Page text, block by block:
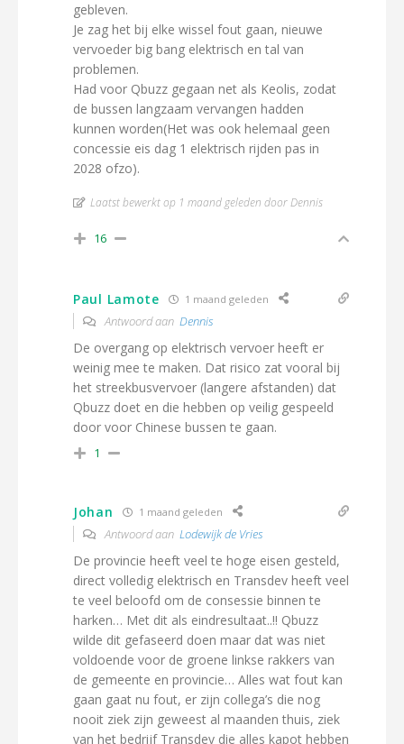
gebleven.
Je zag het bij elke wissel fout gaan, nieuwe
vervoeder big bang elektrisch en tal van
problemen.
Had voor Qbuzz gegaan net als Keolis, zodat
de bussen langzaam vervangen hadden
kunnen worden(Het was ook helemaal geen
concessie eis dag 1 elektrisch rijden pas in
2028 ofzo).
Laatst bewerkt op 1 maand geleden door Dennis
16
Paul Lamote 1 maand geleden
Antwoord aan Dennis
De overgang op elektrisch vervoer heeft er
weinig mee te maken. Dat risico zat vooral bij
het streekbusvervoer (langere afstanden) dat
Qbuzz doet en die hebben op veilig gespeeld
door voor Chinese bussen te gaan.
1
Johan 1 maand geleden
Antwoord aan Lodewijk de Vries
De provincie heeft veel te hoge eisen gesteld,
direct volledig elektrisch en Transdev heeft veel
te veel beloofd om de consessie binnen te
harken… Met dit als eindresultaat..!! Qbuzz
wilde dit gefaseerd doen maar dat was niet
voldoende voor de groene linkse rakkers van
de gemeente en provincie… Alles wat fout kan
gaan gaat nu fout, er zijn collega’s die nog
nooit ziek zijn geweest al maanden thuis, ziek
van het bedrijf Transdev die alles kapot hebben